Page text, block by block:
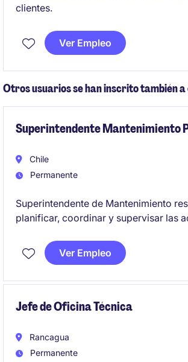
clientes.
Ver Empleo
Otros usuarios se han inscrito también
Superintendente Mantenimiento
Chile
Permanente
Superintendente de Mantenimiento
planificar, coordinar y supervisar las
la operatividad de los equipos y la
operaciones. Se busca un perfil con
Ver Empleo
Jefe de Oficina Técnica
Rancagua
Permanente